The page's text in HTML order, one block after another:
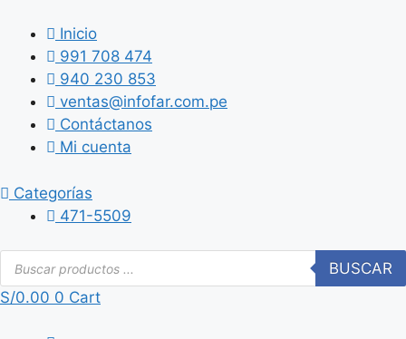
contenido
Inicio
991 708 474
940 230 853
ventas@infofar.com.pe
Contáctanos
Mi cuenta
Categorías
471-5509
Búsqueda
de
productos
BUSCAR
S/0.00 0 Cart